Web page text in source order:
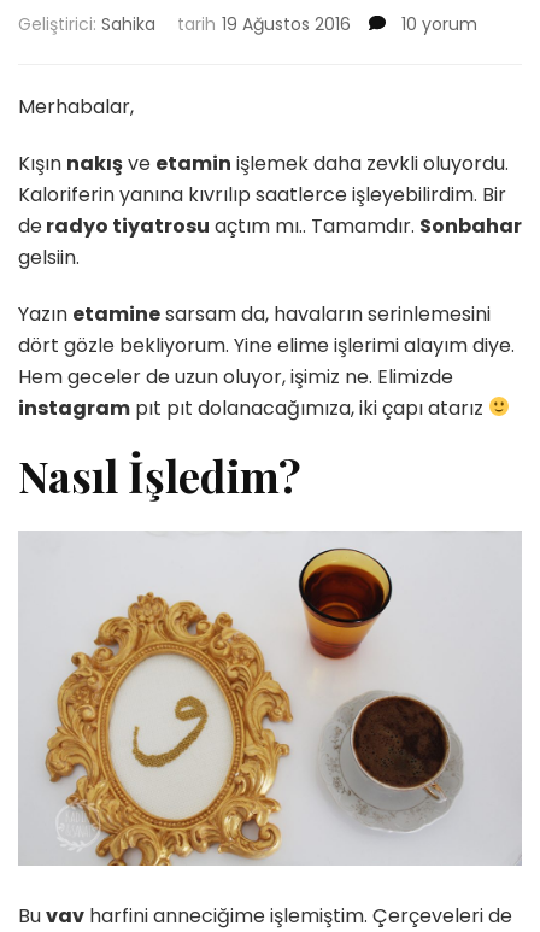
Geliştirici: Sahika tarih 19 Ağustos 2016
Simli
Çerçevesi
için
10 yorum
Merhabalar,
Kışın nakışve etamin işlemek daha zevkli oluyordu.
Kaloriferin yanına kıvrılıp saatlerce işleyebilirdim. Bir
deradyo tiyatrosu açtım mı.. Tamamdır. Sonbahar
gelsiin.
Yazın etaminesarsam da, havaların serinlemesini
dört gözle bekliyorum. Yine elime işlerimi alayım diye.
Hem geceler de uzun oluyor, işimiz ne. Elimizde
instagram pıt pıt dolanacağımıza, iki çapı atarız
Nasıl İşledim?
Buvav harfini anneciğime işlemiştim. Çerçeveleri de